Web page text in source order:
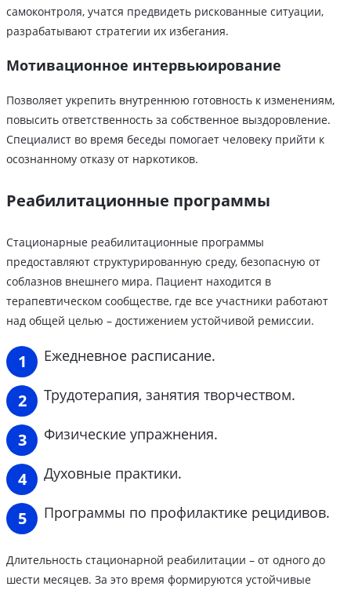
самоконтроля, учатся предвидеть рискованные ситуации,
разрабатывают стратегии их избегания.
Мотивационное интервьюирование
Позволяет укрепить внутреннюю готовность к изменениям,
повысить ответственность за собственное выздоровление.
Специалист во время беседы помогает человеку прийти к
осознанному отказу от наркотиков.
Реабилитационные программы
Стационарные реабилитационные программы
предоставляют структурированную среду, безопасную от
соблазнов внешнего мира. Пациент находится в
терапевтическом сообществе, где все участники работают
над общей целью – достижением устойчивой ремиссии.
Ежедневное расписание.
Трудотерапия, занятия творчеством.
Физические упражнения.
Духовные практики.
Программы по профилактике рецидивов.
Длительность стационарной реабилитации – от одного до
шести месяцев. За это время формируются устойчивые